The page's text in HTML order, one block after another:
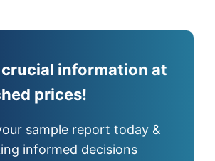
crucial information at
prices!
sample report today &
informed decisions